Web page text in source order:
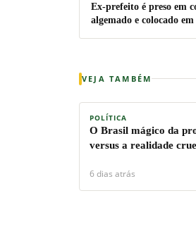
Ex-prefeito é preso em
algemado e colocado
VEJA TAMBÉM
POLÍTICA
O Brasil mágico da
versus a realidade
6 dias atrás